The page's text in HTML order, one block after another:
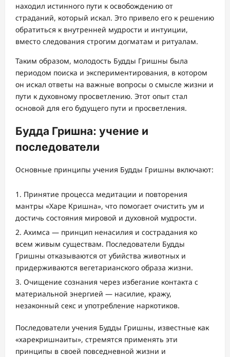
находил истинного пути к освобождению от
страданий, который искал. Это привело его к решению
обратиться к внутренней мудрости и интуиции,
вместо следования строгим догматам и ритуалам.
Таким образом, молодость Будды Гришны была
периодом поиска и экспериментирования, в котором
он искал ответы на важные вопросы о смысле жизни и
пути к духовному просветлению. Этот опыт стал
основой для его будущего пути и просветления.
Будда Гришна: учение и
последователи
Основные принципы учения Будды Гришны включают:
Принятие процесса медитации и повторения
мантры «Харе Кришна», что помогает очистить ум и
достичь состояния мировой и духовной мудрости.
Ахимса — принцип ненасилия и сострадания ко
всем живым существам. Последователи Будды
Гришны отказываются от убийства животных и
придерживаются вегетарианского образа жизни.
Очищение сознания через избегание контакта с
материальной энергией — насилие, кражу,
незаконный секс и употребление наркотиков.
Последователи учения Будды Гришны, известные как
«харекришнаиты», стремятся применять эти
принципы в своей повседневной жизни и